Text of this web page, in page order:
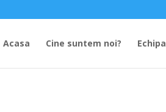
Acasa Cine suntem noi? Echipa